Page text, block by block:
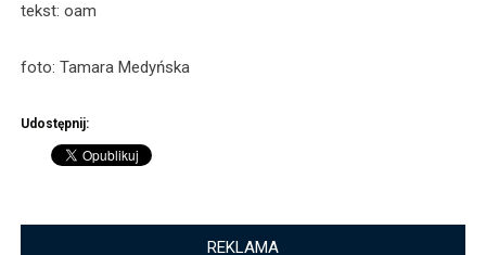
tekst: oam
foto: Tamara Medyńska
Udostępnij:
REKLAMA